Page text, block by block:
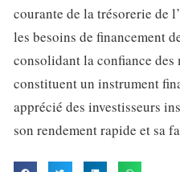
courante de la trésorerie de
les besoins de financement
consolidant la confiance des
constituent un instrument
apprécié des investisseurs
son rendement rapide et sa